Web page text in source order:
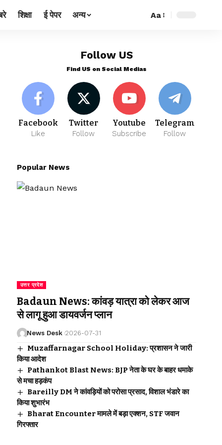
शिक्षा ई पेपर अन्य Aa
Follow US
Find US on Social Medias
Facebook
Like
Twitter
Follow
Youtube
Subscribe
Telegram
Follow
Popular News
उत्तर प्रदेश
Badaun News: कांवड़ यात्रा को लेकर आज
से लागू हुआ डायवर्जन प्लान
News Desk 2026-07-31
Muzaffarnagar School Holiday: प्रशासन ने जारी
किया आदेश
Pathankot Blast News: BJP नेता के घर के बाहर धमाके
से मचा हड़कंप
Bareilly DM ने कांवड़ियों को परोसा प्रसाद, विशाल भंडारे का
किया शुभारंभ
Bharat Encounter मामले में बड़ा एक्शन, STF जवान
गिरफ्तार